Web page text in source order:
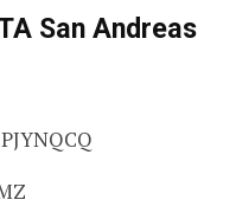
San Andreas
PJYNQCQ